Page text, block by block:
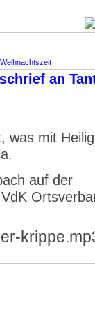
an
was mit
auf der